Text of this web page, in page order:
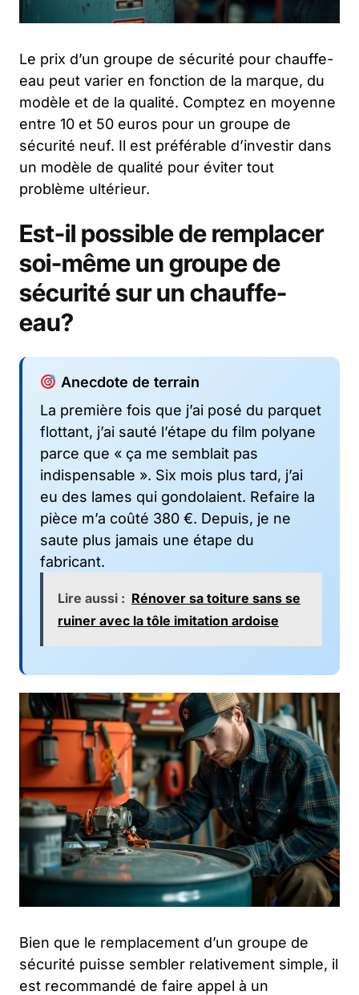
Le prix d’un groupe de sécurité pour chauffe-
eau peut varier en fonction de la marque, du
modèle et de la qualité. Comptez en moyenne
entre 10 et 50 euros pour un groupe de
sécurité neuf. Il est préférable d’investir dans
un modèle de qualité pour éviter tout
problème ultérieur.
Est-il possible de remplacer
soi-même un groupe de
sécurité sur un chauffe-
eau?
Anecdote de terrain
La première fois que j’ai posé du parquet
flottant, j’ai sauté l’étape du film polyane
parce que « ça me semblait pas
indispensable ». Six mois plus tard, j’ai
eu des lames qui gondolaient. Refaire la
pièce m’a coûté 380 €. Depuis, je ne
saute plus jamais une étape du
fabricant.
Lire aussi : Rénover sa toiture sans se
ruiner avec la tôle imitation ardoise
Bien que le remplacement d’un groupe de
sécurité puisse sembler relativement simple, il
est recommandé de faire appel à un